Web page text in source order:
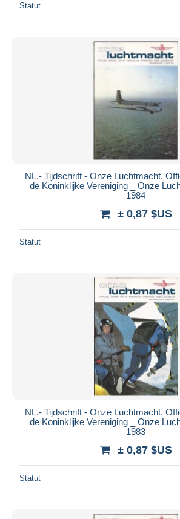
Statut
NL.- Tijdschrift - Onze Luchtmacht.
de Koninklijke Vereniging _ Onze
1984
± 0,87 $US
Statut
NL.- Tijdschrift - Onze Luchtmacht.
de Koninklijke Vereniging _ Onze
1983
± 0,87 $US
Statut